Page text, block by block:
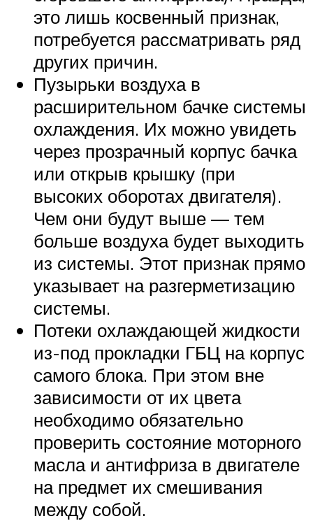
это лишь косвенный признак,
потребуется рассматривать ряд
других причин.
Пузырьки воздуха в
расширительном бачке системы
охлаждения. Их можно увидеть
через прозрачный корпус бачка
или открыв крышку (при
высоких оборотах двигателя).
Чем они будут выше — тем
больше воздуха будет выходить
из системы. Этот признак прямо
указывает на разгерметизацию
системы.
Потеки охлаждающей жидкости
из-под прокладки ГБЦ на корпус
самого блока. При этом вне
зависимости от их цвета
необходимо обязательно
проверить состояние моторного
масла и антифриза в двигателе
на предмет их смешивания
между собой.